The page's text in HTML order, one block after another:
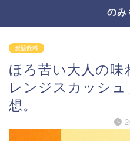
のみ
炭酸飲料
ほろ苦い大人の味
レンジスカッシ
想。